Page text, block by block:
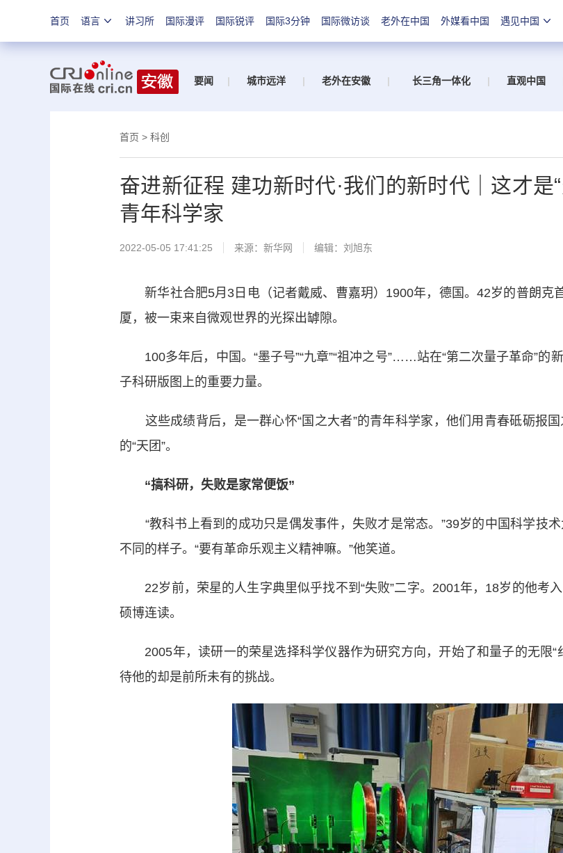
首页 语言 讲习所 国际漫评 国际锐评 国际3分钟 国际微访谈 老外在中国 外媒看中国 遇见中国
要闻 | 城市远洋 | 老外在安徽 | 长三角一体化 | 直观中国
首页 > 科创
奋进新征程 建功新时代·我们的新时代｜这才是
青年科学家
2022-05-05 17:41:25 来源： 新华网 编辑：刘旭东
新华社合肥5月3日电（记者戴威、曹嘉玥）1900年，德国。42岁的普朗克
厦，被一束来自微观世界的光探出罅隙。
100多年后，中国。“墨子号”“九章”“祖冲之号”……站在“第二次量子革命”的
子科研版图上的重要力量。
这些成绩背后，是一群心怀“国之大者”的青年科学家，他们用青春砥砺报
的“天团”。
“搞科研，失败是家常便饭”
“教科书上看到的成功只是偶发事件，失败才是常态。”39岁的中国科学技
不同的样子。“要有革命乐观主义精神嘛。”他笑道。
22岁前，荣星的人生字典里似乎找不到“失败”二字。2001年，18岁的他考
硕博连读。
2005年，读研一的荣星选择科学仪器作为研究方向，开始了和量子的无限“
待他的却是前所未有的挑战。